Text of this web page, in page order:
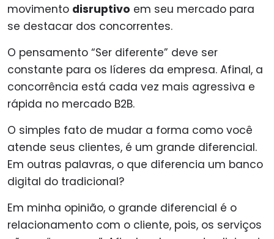
movimento disruptivo em seu mercado para
se destacar dos concorrentes.
O pensamento “Ser diferente” deve ser
constante para os líderes da empresa. Afinal, a
concorrência está cada vez mais agressiva e
rápida no mercado B2B.
O simples fato de mudar a forma como você
atende seus clientes, é um grande diferencial.
Em outras palavras, o que diferencia um banco
digital do tradicional?
Em minha opinião, o grande diferencial é o
relacionamento com o cliente, pois, os serviços